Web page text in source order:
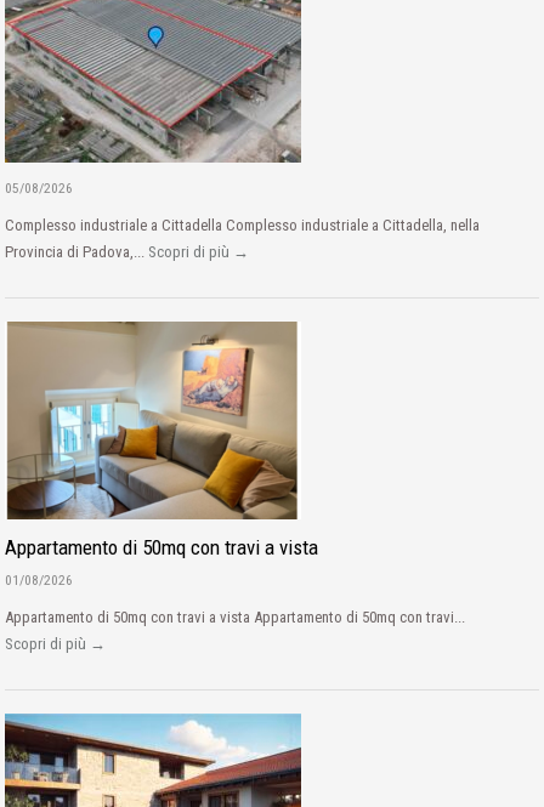
05/08/2026
Complesso industriale a Cittadella Complesso industriale a Cittadella, nella
Provincia di Padova,... Scopri di più →
Appartamento di 50mq con travi a vista
01/08/2026
Appartamento di 50mq con travi a vista Appartamento di 50mq con travi...
Scopri di più →